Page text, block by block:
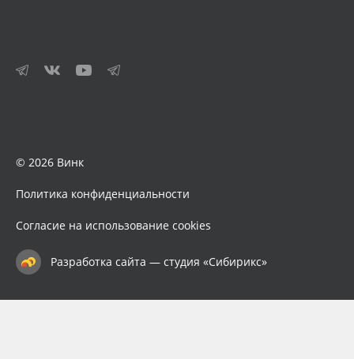
© 2026 Винк
Политика конфиденциальности
Согласие на использование cookies
Разработка сайта — студия «Сибирикс»